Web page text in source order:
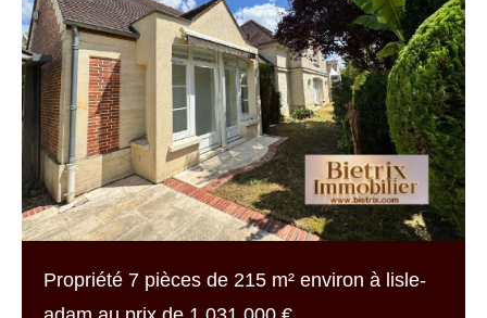
Propriété 7 pièces de 215 m² environ à lisle-